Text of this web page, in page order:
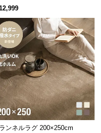
ンネルラグ 200×250cm